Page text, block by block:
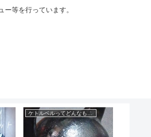
等を行っています。
ケトルベルってどんなもの？